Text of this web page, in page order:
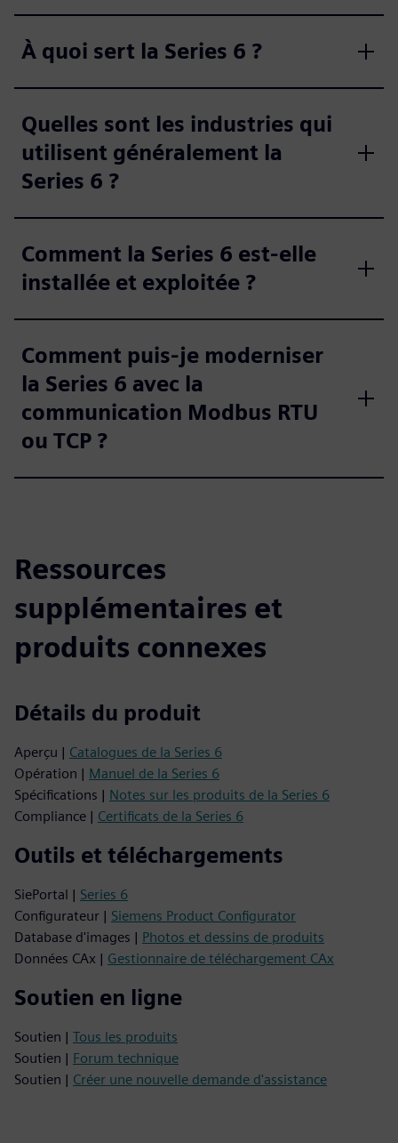
À quoi sert la Series 6 ?
Quelles sont les industries qui
utilisent généralement la
Series 6 ?
Comment la Series 6 est-elle
installée et exploitée ?
Comment puis-je moderniser
la Series 6 avec la
communication Modbus RTU
ou TCP ?
Ressources
supplémentaires et
produits connexes
Détails du produit
Aperçu | Catalogues de la Series 6
Opération | Manuel de la Series 6
Spécifications | Notes sur les produits de la Series 6
Compliance | Certificats de la Series 6
Outils et téléchargements
SiePortal | Series 6
Configurateur | Siemens Product Configurator
Database d'images | Photos et dessins de produits
Données CAx | Gestionnaire de téléchargement CAx
Soutien en ligne
Soutien | Tous les produits
Soutien | Forum technique
Soutien | Créer une nouvelle demande d'assistance